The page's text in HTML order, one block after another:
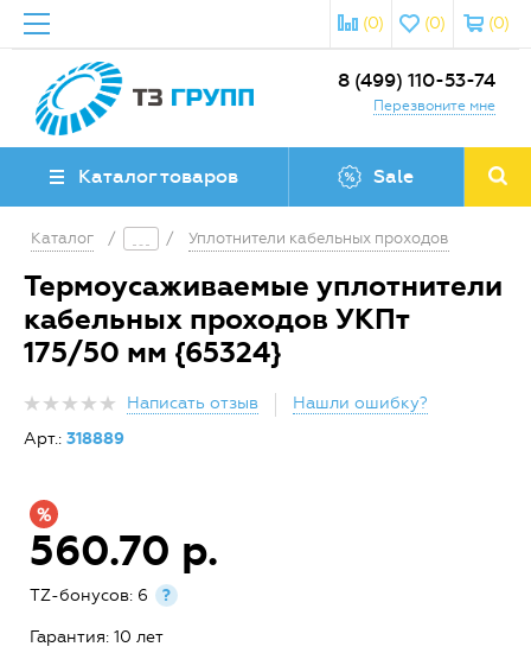
(0)
(0)
(0)
8 (499) 110-53-74
Перезвоните мне
Каталог товаров Sale
Каталог / / Уплотнители кабельных проходов
Термоусаживаемые уплотнители
кабельных проходов УКПт
175/50 мм {65324}
Написать отзыв
Нашли ошибку?
Арт.: 318889
560.70 р.
TZ-бонусов: 6 ?
Гарантия: 10 лет